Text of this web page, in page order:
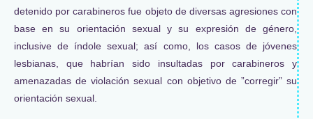
detenido por carabineros fue objeto de diversas agresiones con
base en su orientación sexual y su expresión de género,
inclusive de índole sexual; así como, los casos de jóvenes
lesbianas, que habrían sido insultadas por carabineros y
amenazadas de violación sexual con objetivo de ”corregir” su
orientación sexual.